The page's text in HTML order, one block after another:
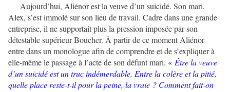
Aujourd’hui, Aliénor est la veuve d’un suicidé. Son mari,
Alex, s’est immolé sur son lieu de travail. Cadre dans une grande
entreprise, il ne supportait plus la pression imposée par son
détestable supérieur Boucher. À partir de ce moment Aliénor
entre dans un monologue afin de comprendre et de s’expliquer à
elle-même le passage à l’acte de son défunt mari. « Être la veuve
d’un suicidé est un truc indémerdable. Entre la colère et la pitié,
quelle place reste-t-il pour la peine, la vraie ? Comment fait-on